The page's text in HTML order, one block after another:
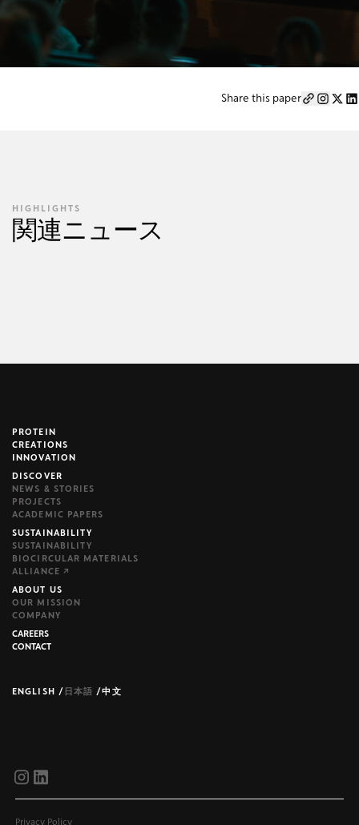
Share this paper
HIGHLIGHTS
関連ニュース
brijr/components
PROTEIN
CREATIONS
INNOVATION
DISCOVER
NEWS & STORIES
PROJECTS
ACADEMIC PAPERS
SUSTAINABILITY
SUSTAINABILITY
BIOCIRCULAR MATERIALS
ALLIANCE ↗
ABOUT US
OUR MISSION
COMPANY
CAREERS
CONTACT
ENGLISH / 日本語 /中文
brijr/components
brijr/components
Privacy Policy